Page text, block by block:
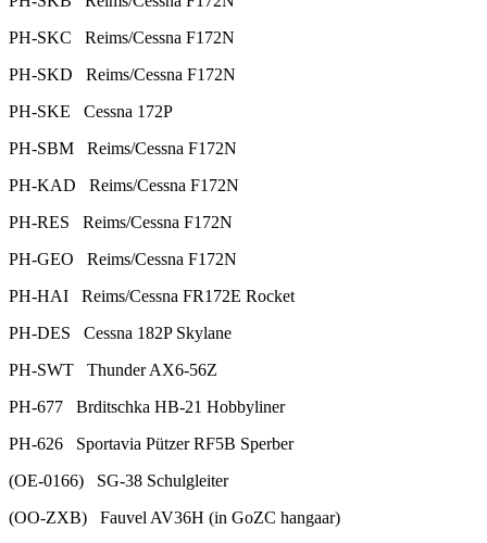
PH-SKC Reims/Cessna F172N
PH-SKD Reims/Cessna F172N
PH-SKE Cessna 172P
PH-SBM Reims/Cessna F172N
PH-KAD Reims/Cessna F172N
PH-RES Reims/Cessna F172N
PH-GEO Reims/Cessna F172N
PH-HAI Reims/Cessna FR172E Rocket
PH-DES Cessna 182P Skylane
PH-SWT Thunder AX6-56Z
PH-677 Brditschka HB-21 Hobbyliner
PH-626 Sportavia Pützer RF5B Sperber
(OE-0166) SG-38 Schulgleiter
(OO-ZXB) Fauvel AV36H (in GoZC hangaar)